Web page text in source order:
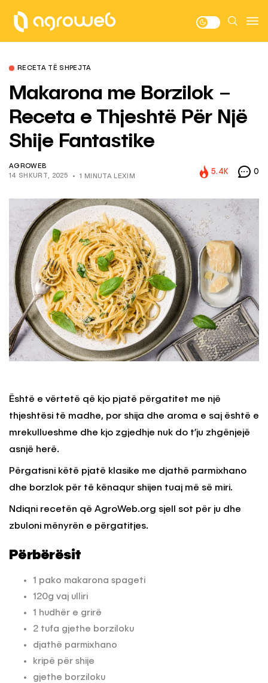
RECETA TË SHPEJTA
Makarona me Borzilok –
Receta e Thjeshtë Për Një
Shije Fantastike
AGROWEB
14 SHKURT, 2025
1 MINUTA LEXIM
5.4K 0
Është e vërtetë që kjo pjatë përgatitet me një
thjeshtësi të madhe, por shija dhe aroma e saj është e
mrekullueshme dhe kjo zgjedhje nuk do t’ju zhgënjejë
asnjë herë.
Përgatisni këtë pjatë klasike me djathë parmixhano
dhe borzlok për të kënaqur shijen tuaj më së miri.
Ndiqni recetën që AgroWeb.org sjell sot për ju dhe
zbuloni mënyrën e përgatitjes.
Përbërësit
1 pako makarona spageti
120g vaj ulliri
1 hudhër e grirë
2 tufa gjethe borziloku
djathë parmixhano
kripë për shije
gjethe borziloku